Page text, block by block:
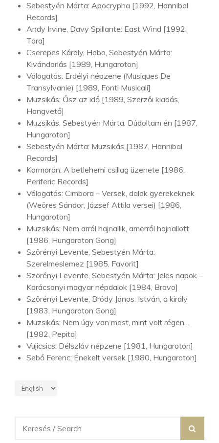
Sebestyén Márta: Apocrypha [1992, Hannibal
Records]
Andy Irvine, Davy Spillante: East Wind [1992,
Tara]
Cserepes Károly, Hobo, Sebestyén Márta:
Kivándorlás [1989, Hungaroton]
Válogatás: Erdélyi népzene (Musiques De
Transylvanie) [1989, Fonti Musicali]
Muzsikás: Ősz az idő [1989, Szerzői kiadás,
Hangvető]
Muzsikás, Sebestyén Márta: Dúdoltam én [1987,
Hungaroton]
Sebestyén Márta: Muzsikás [1987, Hannibal
Records]
Kormorán: A betlehemi csillag üzenete [1986,
Periferic Records]
Válogatás: Cimbora – Versek, dalok gyerekeknek
(Weöres Sándor, József Attila versei) [1986,
Hungaroton]
Muzsikás: Nem arról hajnallik, amerről hajnallott
[1986, Hungaroton Gong]
Szörényi Levente, Sebestyén Márta:
Szerelmeslemez [1985, Favorit]
Szörényi Levente, Sebestyén Márta: Jeles napok –
Karácsonyi magyar népdalok [1984, Bravo]
Szörényi Levente, Bródy János: István, a király
[1983, Hungaroton Gong]
Muzsikás: Nem úgy van most, mint volt régen…
[1982, Pepita]
Vujicsics: Délszláv népzene [1981, Hungaroton]
Sebő Ferenc: Énekelt versek [1980, Hungaroton]
for: